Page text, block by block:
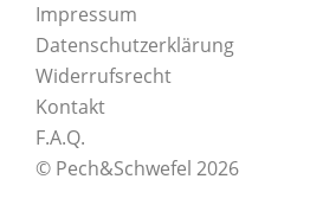
Impressum
Datenschutzerklärung
Widerrufsrecht
Kontakt
F.A.Q.
© Pech&Schwefel 2026